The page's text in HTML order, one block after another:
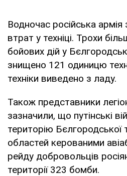
Водночас російська армія
втрат у техніці. Трохи
бойових дій у
знищено 121 одиницю
техніки виведено з ладу.
Також представники
зазначили, що путінські
територію Бєлгородської
областей керованими
рейду добровольців
території 323 бомби.